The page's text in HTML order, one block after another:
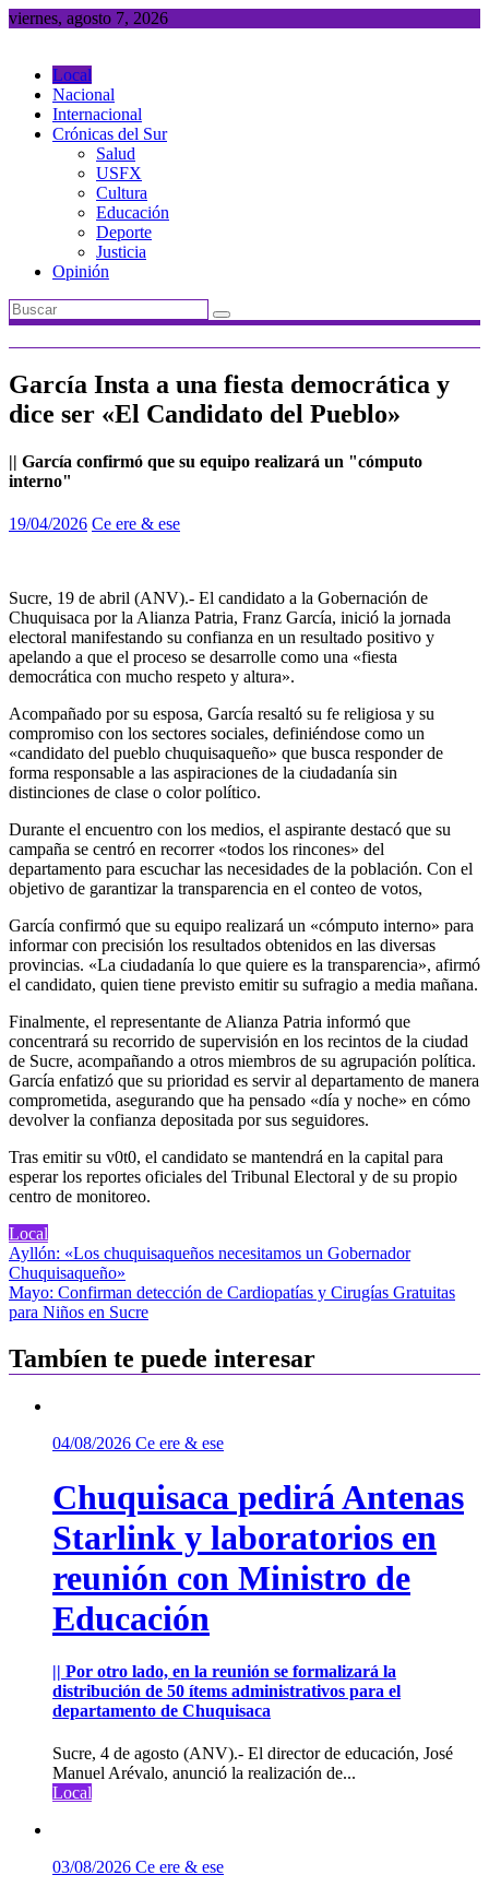
Saltar
viernes, agosto 7, 2026
Local
Nacional
Internacional
Crónicas del Sur
Salud
USFX
Cultura
Educación
Deporte
Justicia
Opinión
García Insta a una fiesta democrática y
dice ser «El Candidato del Pueblo»
|| García confirmó que su equipo realizará un "cómputo
interno"
19/04/2026 Ce ere & ese
Sucre, 19 de abril (ANV).- El candidato a la Gobernación de
Chuquisaca por la Alianza Patria, Franz García, inició la jornada
electoral manifestando su confianza en un resultado positivo y
apelando a que el proceso se desarrolle como una «fiesta
democrática con mucho respeto y altura».
Acompañado por su esposa, García resaltó su fe religiosa y su
compromiso con los sectores sociales, definiéndose como un
«candidato del pueblo chuquisaqueño» que busca responder de
forma responsable a las aspiraciones de la ciudadanía sin
distinciones de clase o color político.
Durante el encuentro con los medios, el aspirante destacó que su
campaña se centró en recorrer «todos los rincones» del
departamento para escuchar las necesidades de la población. Con el
objetivo de garantizar la transparencia en el conteo de votos,
García confirmó que su equipo realizará un «cómputo interno» para
informar con precisión los resultados obtenidos en las diversas
provincias. «La ciudadanía lo que quiere es la transparencia», afirmó
el candidato, quien tiene previsto emitir su sufragio a media mañana.
Finalmente, el representante de Alianza Patria informó que
concentrará su recorrido de supervisión en los recintos de la ciudad
de Sucre, acompañando a otros miembros de su agrupación política.
García enfatizó que su prioridad es servir al departamento de manera
comprometida, asegurando que ha pensado «día y noche» en cómo
devolver la confianza depositada por sus seguidores.
Tras emitir su v0t0, el candidato se mantendrá en la capital para
esperar los reportes oficiales del Tribunal Electoral y de su propio
centro de monitoreo.
Local
Navegación
de
entradas
Ayllón: «Los chuquisaqueños necesitamos un Gobernador
Chuquisaqueño»
Mayo: Confirman detección de Cardiopatías y Cirugías Gratuitas
para Niños en Sucre
Tambíen te puede interesar
04/08/2026 Ce ere & ese
Chuquisaca pedirá Antenas
Starlink y laboratorios en
reunión con Ministro de
Educación
|| Por otro lado, en la reunión se formalizará la
distribución de 50 ítems administrativos para el
departamento de Chuquisaca
Sucre, 4 de agosto (ANV).- El director de educación, José
Manuel Arévalo, anunció la realización de...
Local
03/08/2026 Ce ere & ese